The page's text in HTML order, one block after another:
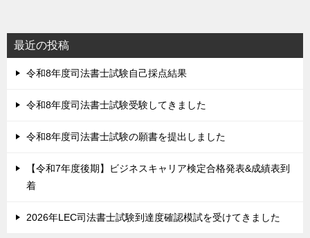
最近の投稿
令和8年度司法書士試験自己採点結果
令和8年度司法書士試験受験してきました
令和8年度司法書士試験の願書を提出しました
【令和7年度後期】ビジネスキャリア検定合格発表&成績表到
着
2026年LEC司法書士試験到達度確認模試を受けてきました